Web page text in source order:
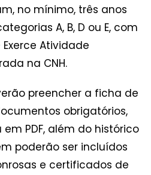
no mínimo, três anos
A, B, D ou E, com
Exerce Atividade
na CNH.
preencher a ficha de
obrigatórios,
PDF, além do histórico
poderão ser incluídos
e certificados de